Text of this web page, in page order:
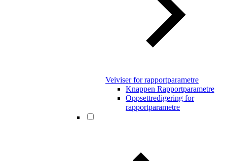
Veiviser for rapportparametre
Knappen Rapportparametre
Oppsettredigering for
rapportparametre